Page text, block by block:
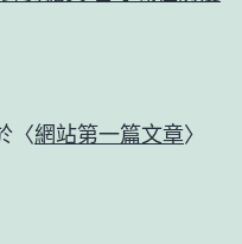
〈網站第一篇文章〉